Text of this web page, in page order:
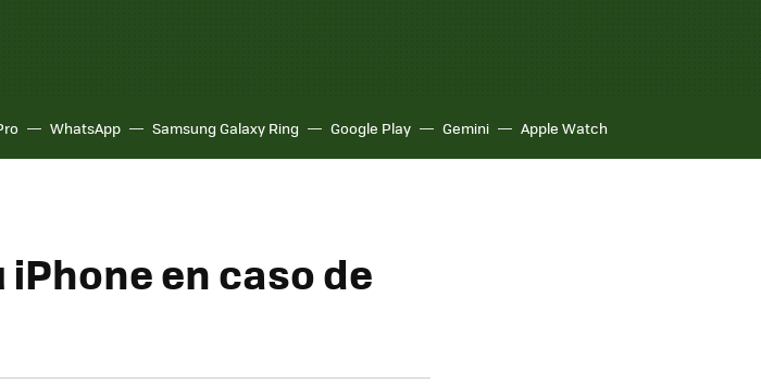
WhatsApp Samsung Galaxy Ring Google Play Gemini Apple Watch
en caso de